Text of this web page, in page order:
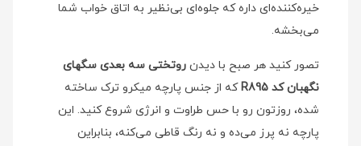
خیره‌کننده‌ای داره که جلوه‌ای بی‌نظیر به اتاق خواب شما
می‌بخشه.
تصور کنید هر صبح با دیدن روتختی سه بعدی سگهای
نگهبان کد R895
که از جنس پارچه میکرو ترک ساخته
شده، روزتون رو با حس طراوت و انرژی شروع کنید. این
پارچه نه پرز می‌ده و نه رنگ قاطی می‌کنه، بنابراین